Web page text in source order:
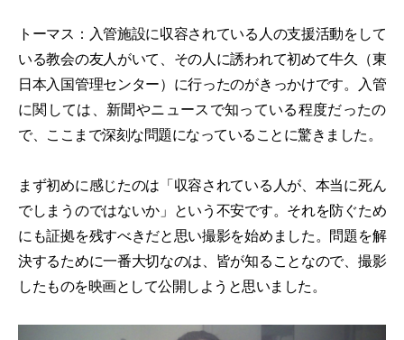
トーマス：入管施設に収容されている人の支援活動をして
いる教会の友人がいて、その人に誘われて初めて牛久（東
日本入国管理センター）に行ったのがきっかけです。入管
に関しては、新聞やニュースで知っている程度だったの
で、ここまで深刻な問題になっていることに驚きました。
まず初めに感じたのは「収容されている人が、本当に死ん
でしまうのではないか」という不安です。それを防ぐため
にも証拠を残すべきだと思い撮影を始めました。問題を解
決するために一番大切なのは、皆が知ることなので、撮影
したものを映画として公開しようと思いました。